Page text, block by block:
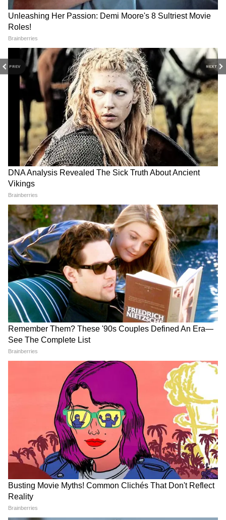
PREV NEXT
पूर्व CM के कामराज की 124वीं
जयंती, CM विजय और PM मोदी ने
अर्पित की श्रद्धांजलि
कौन है नीतीश कौशल? FBI की
'मोस्ट वांटेड' लिस्ट में वो भारतीय,
जिसके हैं इस खास गैंग से कनेक्शन!
LATEST VIDEOS
जंतर-मंतर वाले Mohammad Junaid पहुंच
गए Jharkhand, सुनिए क्या कहा...
सड़क हादसे में Atiq Ahmed के बेटे अबान
अहमद की दर्दनाक मौत। Atiq Ahmed Son
Abaan Ahmed Death